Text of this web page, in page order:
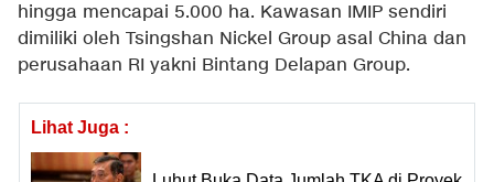
hingga mencapai 5.000 ha. Kawasan IMIP sendiri
dimiliki oleh Tsingshan Nickel Group asal China dan
perusahaan RI yakni Bintang Delapan Group.
Lihat Juga :